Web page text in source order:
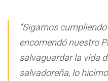
“Sigamos
encomendó nuestro
salvaguardar la vida
salvadoreña, lo